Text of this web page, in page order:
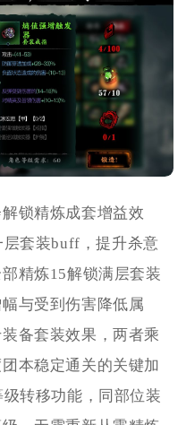
锁精炼成套增益效
套装buff，提升杀意
精炼15解锁满层套装
与受到伤害降低属
备套装效果，两者乘
本稳定通关的关键加
转移功能，同部位装